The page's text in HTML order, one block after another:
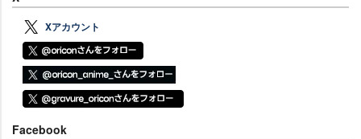
Xアカウント
Facebook